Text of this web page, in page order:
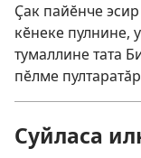
Ҫак пайӗнче
кӗнеке пулнине,
тумаллине тата
пӗлме
Суйласа